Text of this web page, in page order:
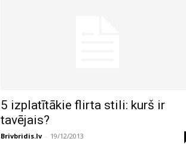
5 izplatītākie flirta stili: kurš ir
tavējais?
Brivbridis.lv - 19/12/2013